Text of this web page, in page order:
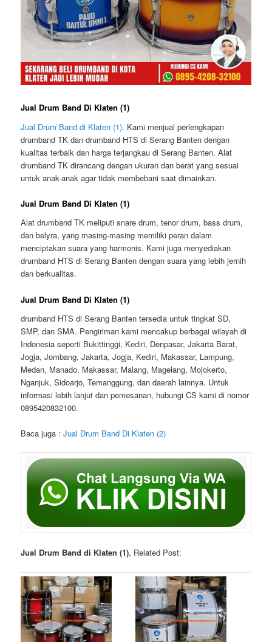
Jual Drum Band Di Klaten (1)
Jual Drum Band di Klaten (1). Kami menjual perlengkapan
drumband TK dan drumband HTS di Serang Banten dengan
kualitas terbaik dan harga terjangkau di Serang Banten. Alat
drumband TK dirancang dengan ukuran dan berat yang sesuai
untuk anak-anak agar tidak membebani saat dimainkan.
Jual Drum Band Di Klaten (1)
Alat drumband TK meliputi snare drum, tenor drum, bass drum,
dan belyra, yang masing-masing memiliki peran dalam
menciptakan suara yang harmonis. Kami juga menyediakan
drumband HTS di Serang Banten dengan suara yang lebih jernih
dan berkualitas.
Jual Drum Band Di Klaten (1)
drumband HTS di Serang Banten tersedia untuk tingkat SD,
SMP, dan SMA. Pengiriman kami mencakup berbagai wilayah di
Indonesia seperti Bukittinggi, Kediri, Denpasar, Jakarta Barat,
Jogja, Jombang, Jakarta, Jogja, Kediri, Makassar, Lampung,
Medan, Manado, Makassar, Malang, Magelang, Mojokerto,
Nganjuk, Sidoarjo, Temanggung, dan daerah lainnya. Untuk
informasi lebih lanjut dan pemesanan, hubungi CS kami di nomor
0895420832100.
Baca juga :Jual Drum Band Di Klaten (2)
Jual Drum Band di Klaten (1), Related Post: